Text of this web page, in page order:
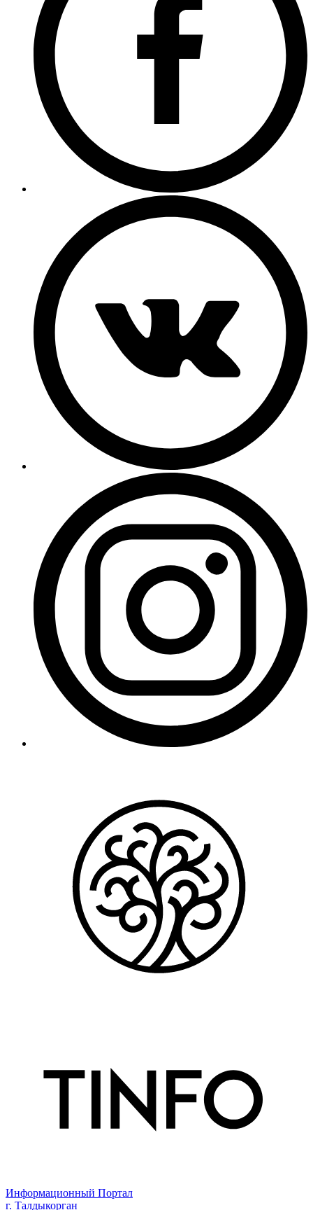
Информационный Портал
г. Талдыкорган